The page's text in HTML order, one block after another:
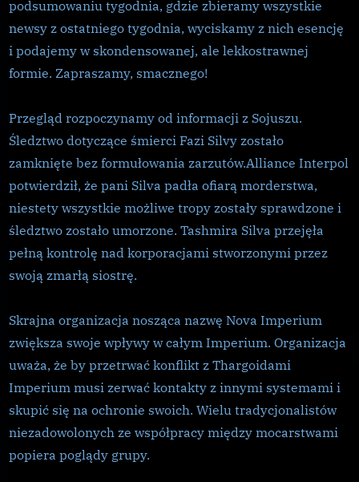
podsumowaniu tygodnia, gdzie zbieramy wszystkie
newsy z ostatniego tygodnia, wyciskamy z nich esencję
i podajemy w skondensowanej, ale lekkostrawnej
formie. Zapraszamy, smacznego!
Przegląd rozpoczynamy od informacji z Sojuszu.
Śledztwo dotyczące śmierci Fazi Silvy zostało
zamknięte bez formułowania zarzutów.Alliance Interpol
potwierdził, że pani Silva padła ofiarą morderstwa,
niestety wszystkie możliwe tropy zostały sprawdzone i
śledztwo zostało umorzone. Tashmira Silva przejęła
pełną kontrolę nad korporacjami stworzonymi przez
swoją zmarłą siostrę.
Skrajna organizacja nosząca nazwę Nova Imperium
zwiększa swoje wpływy w całym Imperium. Organizacja
uważa, że by przetrwać konflikt z Thargoidami
Imperium musi zerwać kontakty z innymi systemami i
skupić się na ochronie swoich. Wielu tradycjonalistów
niezadowolonych ze współpracy między mocarstwami
popiera poglądy grupy.